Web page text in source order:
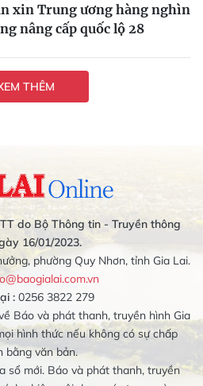
xin Trung ương hàng nghìn
nâng cấp quốc lộ 28
THÊM
do Bộ Thông tin - Truyền thông
16/01/2023.
phường Quy Nhơn, tỉnh Gia Lai.
: 0256 3822 279
Báo và phát thanh, truyền hình Gia
hình thức nếu không có sự chấp
bằng văn bản.
sổ mới. Báo và phát thanh, truyền